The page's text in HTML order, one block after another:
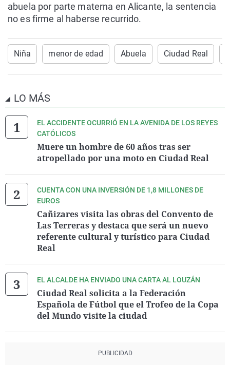
abuela por parte materna en Alicante, la sentencia
no es firme al haberse recurrido.
Niña menor de edad Abuela Ciudad Real
LO MÁS
EL ACCIDENTE OCURRIÓ EN LA AVENIDA DE LOS REYES
CATÓLICOS
Muere un hombre de 60 años tras ser
atropellado por una moto en Ciudad Real
CUENTA CON UNA INVERSIÓN DE 1,8 MILLONES DE
EUROS
Cañizares visita las obras del Convento de
Las Terreras y destaca que será un nuevo
referente cultural y turístico para Ciudad
Real
EL ALCALDE HA ENVIADO UNA CARTA AL LOUZÁN
Ciudad Real solicita a la Federación
Española de Fútbol que el Trofeo de la Copa
del Mundo visite la ciudad